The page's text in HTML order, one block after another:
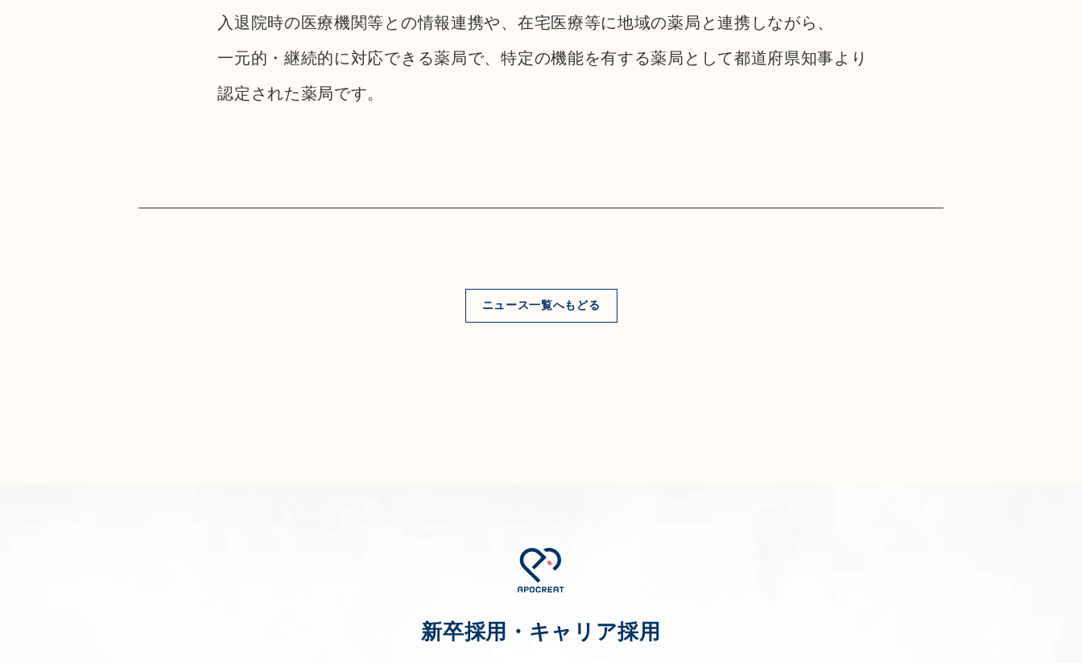
入退院時の医療機関等との情報連携や、在宅医療等に地域の薬局と連携しながら、
一元的・継続的に対応できる薬局で、特定の機能を有する薬局として都道府県知事より
認定された薬局です。
ニュース一覧へもどる
新卒採用・キャリア採用